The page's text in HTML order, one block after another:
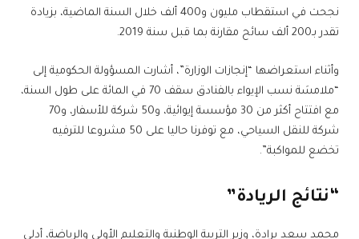
نجحت في استقطاب مليون و400 ألف خلال السنة الماضية، بزيادة
تقدر بـ200 ألف سائح مقارنة بما قبل سنة 2019.
وأثناء استعراضها “إنجازات الوزارة”، أشارت المسؤولة الحكومية إلى
“ملامسَة نسب الإيواء بالفنادق سقف 70 في المائة على طول السنة،
مع افتتاح أكثر من 30 مؤسسة إيوائية، و50 شركة للأسفار، و70
شركة للنقل السياحي، مع توفرنا حاليا على 50 مشروعا للترفيه
تخضع للمواكبة”.
“نتائج الريادة”
محمد سعد برادة، وزير التربية الوطنية والتعليم الأولي والرياضة، أدلى